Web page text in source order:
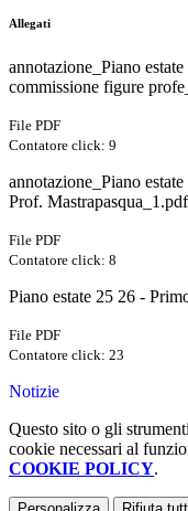
Allegati
annotazione_Piano
commissione figure
File PDF
Contatore click: 9
annotazione_Piano
Prof. Mastrapasqua_1.pdf
File PDF
Contatore click: 8
Piano estate 25 26 -
File PDF
Contatore click: 23
Notizie
Questo sito o gli
cookie necessari al
COOKIE POLICY.